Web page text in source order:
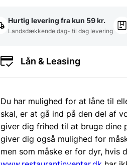
Hurtig levering fra kun 59 kr.
Landsdækkende dag- til dag levering
Lån & Leasing
Du har mulighed for at låne til
skal, er at gå ind på den del af
giver dig frihed til at bruge dine
giver dig også mulighed for
men som måske er for dyr, hvis